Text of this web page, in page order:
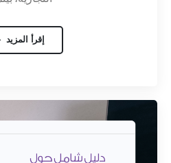
إقرأ المزيد